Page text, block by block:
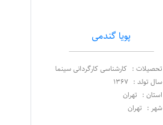
پویا گندمی
تحصیلات : کارشناسی کارگردانی سینما
سال تولد : 1367
استان : تهران
شهر : تهران